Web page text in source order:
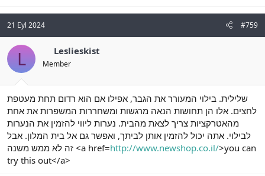
21 Eyl 2024 #759
L Leslieskist
Member
שלילית. בילוי המעורר את הגבר, אפילו אם הוא רדום תחת מעטפת
לחצים. אלו הן תחושות הנאה מרגשות ומשחררות המשפרות את אחת
מהאטרקציות צריך לצאת מהבית. נערות ליווי להזמין את הנערות
לבילוי. אתה יכול להזמין אותן לביתך, ואפשר גם אל בית המלון. אבל
זה לא ממש משנה <a href=http://www.newshop.co.il/>you can
try this out</a>